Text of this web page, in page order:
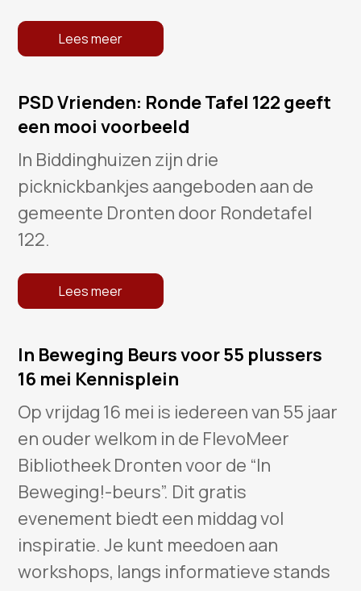
Lees meer
PSD Vrienden: Ronde Tafel 122 geeft
een mooi voorbeeld
In Biddinghuizen zijn drie
picknickbankjes aangeboden aan de
gemeente Dronten door Rondetafel
122.
Lees meer
In Beweging Beurs voor 55 plussers
16 mei Kennisplein
Op vrijdag 16 mei is iedereen van 55 jaar
en ouder welkom in de FlevoMeer
Bibliotheek Dronten voor de “In
Beweging!-beurs”. Dit gratis
evenement biedt een middag vol
inspiratie. Je kunt meedoen aan
workshops, langs informatieve stands